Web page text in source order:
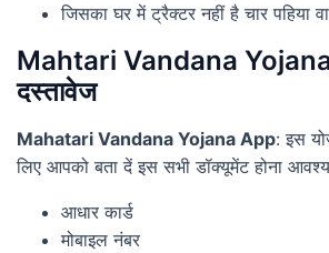
जिसका घर में ट्रैक्टर नहीं है चार पहिया
Mahtari Vandana Yojana
दस्तावेज
Mahatari Vandana Yojana App: इस
लिए आपको बता दें इस सभी डॉक्यूमेंट होना
आधार कार्ड
मोबाइल नंबर